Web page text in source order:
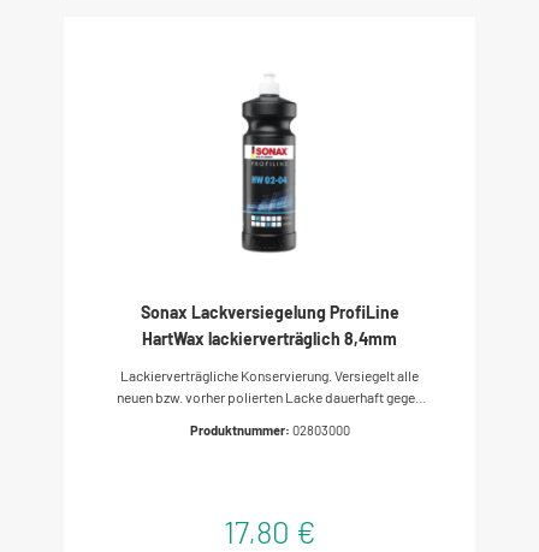
Sonax Lackversiegelung ProfiLine
HartWax lackierverträglich 8,4mm
Lackierverträgliche Konservierung. Versiegelt alle
neuen bzw. vorher polierten Lacke dauerhaft gegen
bewahrt spiegelnden Hochglanz. Besonders
Gebrauch schütteln. Bei der Maschinenanwendung
Produkt auf das SONAX SchaumPad weich 160
Produktnummer: 02803000
17,80 €